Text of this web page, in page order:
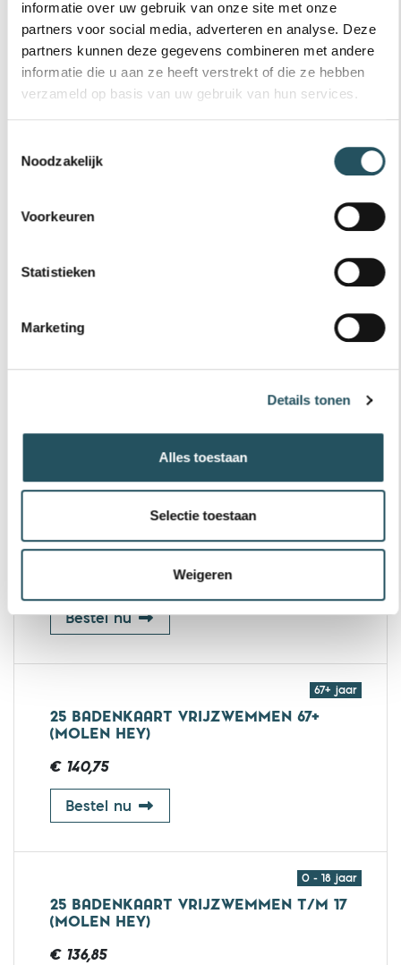
informatie over uw gebruik van onze site met onze
partners voor social media, adverteren en analyse. Deze
partners kunnen deze gegevens combineren met andere
informatie die u aan ze heeft verstrekt of die ze hebben
verzameld op basis van uw gebruik van hun services.
Noodzakelijk
Voorkeuren
Statistieken
Marketing
Details tonen
Alles toestaan
Selectie toestaan
Weigeren
€ 78,20
Bestel nu12 badenkaart vrijzwemmen 18 t/m
12 BADENKAART VRIJZWEMMEN 67+
(MOLEN HEY)
0 - 18 jaar
12 BADENKAART VRIJZWEMMEN T/M 17
Bestel nu12 badenkaart vrijzwemmen t/m 17
66 (MOLEN HEY)
Bestel nu25 badenkaart vrijzwemmen 18 t/m
67+ jaar
25 BADENKAART VRIJZWEMMEN 67+
(MOLEN HEY)
€ 140,75
Bestel nu 25 badenkaart vrijzwemmen 67+
0 - 18 jaar
25 BADENKAART VRIJZWEMMEN T/M 17
(MOLEN HEY)
€ 136,85